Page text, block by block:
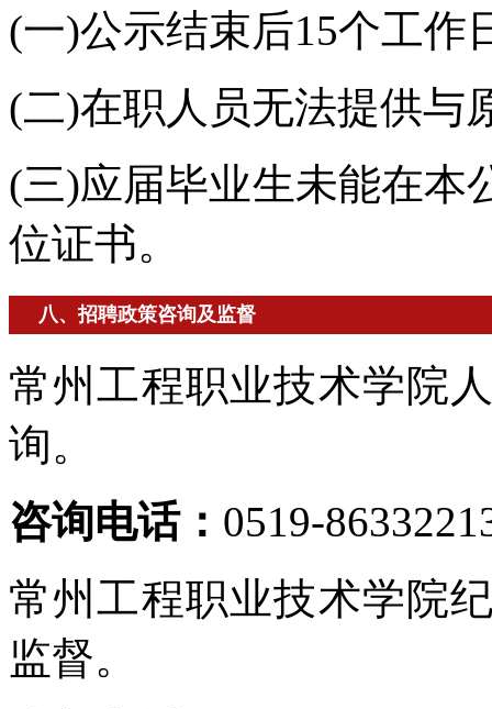
(一)公示结束后15个工作
(二)在职人员无法提供与
(三)应届毕业生未能在本
位证书。
八、招聘政策咨询及监督
常州工程职业技术学院
询。
咨询电话： 0519-
常州工程职业技术学院
监督。